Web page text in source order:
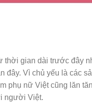
thời gian dài trước đây
đây. Vì chủ yếu là các
phụ nữ Việt cũng lăn
người Việt.